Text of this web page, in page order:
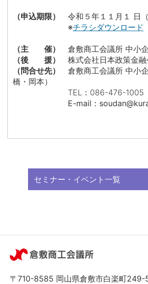
（申込期限） 令和５年１１ 月１ 日（
※チラシダウンロード
（主 催）
倉敷商工会議所 中小
（後 援）
株式会社日本政策金
（問合せ先）
倉敷商工会議所 中小
橋・岡本）
TEL：086-476-1005
E-mail：
セミナー・イベント一覧
〒710-8585 岡山県倉敷市白楽町249-